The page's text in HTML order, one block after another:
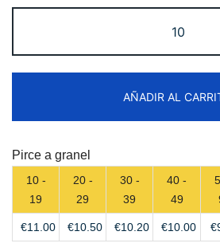
Tornado
30K
vape
AÑADIR AL
Pirce a granel
10 -
19
20 -
29
30 -
39
40 -
49
€11.00 €10.50 €10.20 €10.00 €